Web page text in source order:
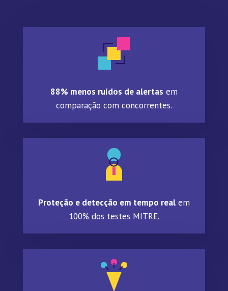
88% menos ruídos de alertas em
comparação com concorrentes.
Proteção e detecção em tempo realem
100% dos testes MITRE.